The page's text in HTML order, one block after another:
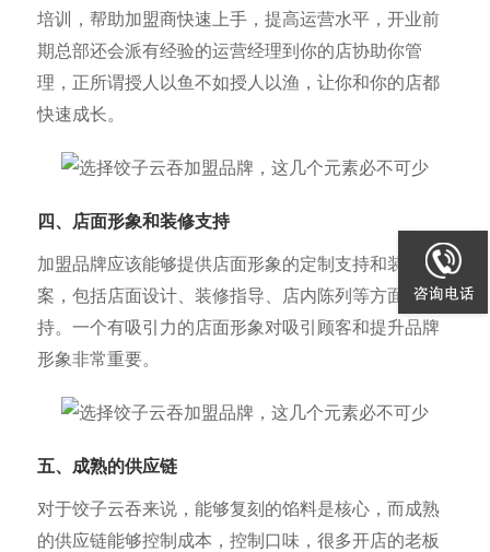
培训，帮助加盟商快速上手，提高运营水平，开业前
期总部还会派有经验的运营经理到你的店协助你管
理，正所谓授人以鱼不如授人以渔，让你和你的店都
快速成长。
四、店面形象和装修支持
加盟品牌应该能够提供店面形象的定制支持和装修方
案，包括店面设计、装修指导、店内陈列等方面的支
持。一个有吸引力的店面形象对吸引顾客和提升品牌
形象非常重要。
五、成熟的供应链
对于饺子云吞来说，能够复刻的馅料是核心，而成熟
的供应链能够控制成本，控制口味，很多开店的老板